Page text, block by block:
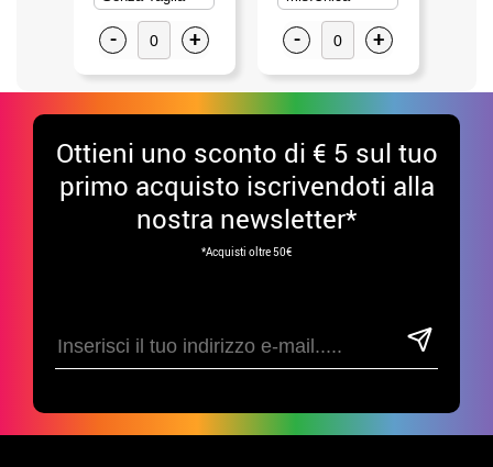
- + - +
Ottieni uno sconto di € 5 sul tuo
primo acquisto iscrivendoti alla
nostra newsletter*
*Acquisti oltre 50€